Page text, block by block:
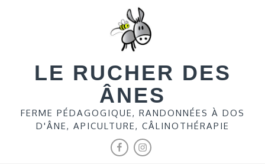
LE RUCHER DES
ÂNES
FERME PÉDAGOGIQUE, RANDONNÉES À DOS
D'ÂNE, APICULTURE, CÂLINOTHÉRAPIE